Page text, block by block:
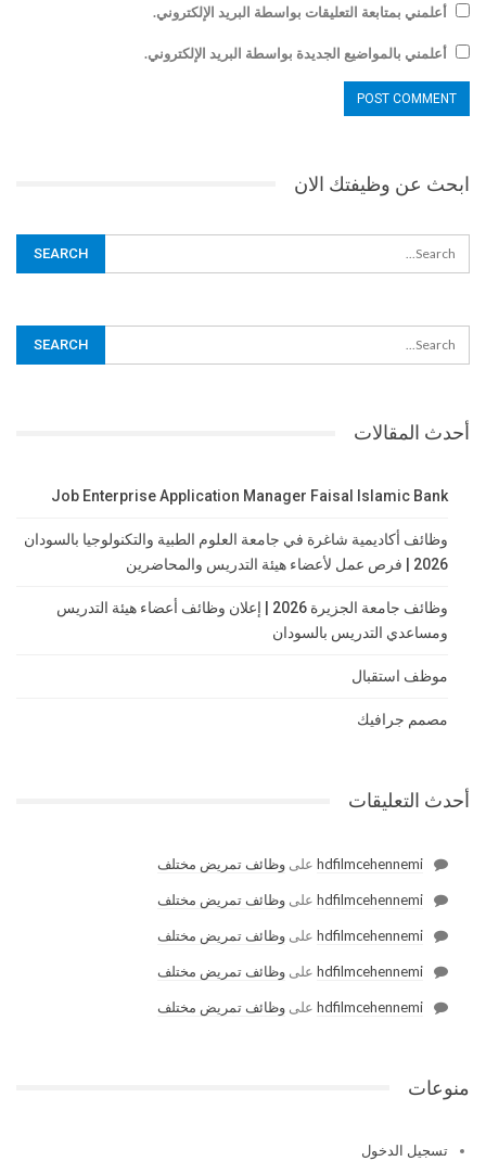
أعلمني بمتابعة التعليقات بواسطة البريد الإلكتروني.
أعلمني بالمواضيع الجديدة بواسطة البريد الإلكتروني.
ابحث عن وظيفتك الان
أحدث المقالات
Job Enterprise Application Manager Faisal Islamic Bank
وظائف أكاديمية شاغرة في جامعة العلوم الطبية والتكنولوجيا بالسودان
2026 | فرص عمل لأعضاء هيئة التدريس والمحاضرين
وظائف جامعة الجزيرة 2026 | إعلان وظائف أعضاء هيئة التدريس
ومساعدي التدريس بالسودان
موظف استقبال
مصمم جرافيك
أحدث التعليقات
hdfilmcehennemi على وظائف تمريض مختلف
hdfilmcehennemi على وظائف تمريض مختلف
hdfilmcehennemi على وظائف تمريض مختلف
hdfilmcehennemi على وظائف تمريض مختلف
hdfilmcehennemi على وظائف تمريض مختلف
منوعات
تسجيل الدخول